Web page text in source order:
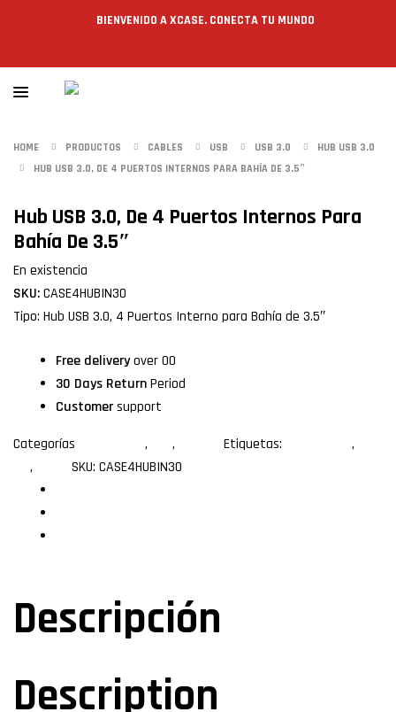
BIENVENIDO A XCASE. CONECTA TU MUNDO
HOME PRODUCTOS CABLES USB USB 3.0
HUB USB 3.0
HUB USB 3.0, DE 4 PUERTOS INTERNOS PARA BAHÍA DE 3.5″
Hub USB 3.0, De 4 Puertos Internos Para
Bahía De 3.5″
En existencia
SKU:CASE4HUBIN30
Tipo: Hub USB 3.0, 4 Puertos Interno para Bahía de 3.5″
Free deliveryover 00
30 Days ReturnPeriod
Customersupport
Categorías
, , Etiquetas: ,
, SKU: CASE4HUBIN30
Descripción
Description